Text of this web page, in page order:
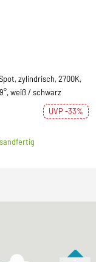
zylindrisch, 2700K,
weiß / schwarz
UVP -33%